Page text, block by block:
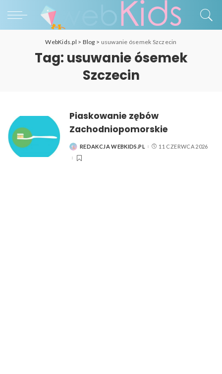
WebKids.pl > Blog > usuwanie ósemek Szczecin
Tag: usuwanie ósemek
Szczecin
Piaskowanie zębów
Zachodniopomorskie
POSTED
REDAKCJA WEBKIDS.PL 11 CZERWCA 2026